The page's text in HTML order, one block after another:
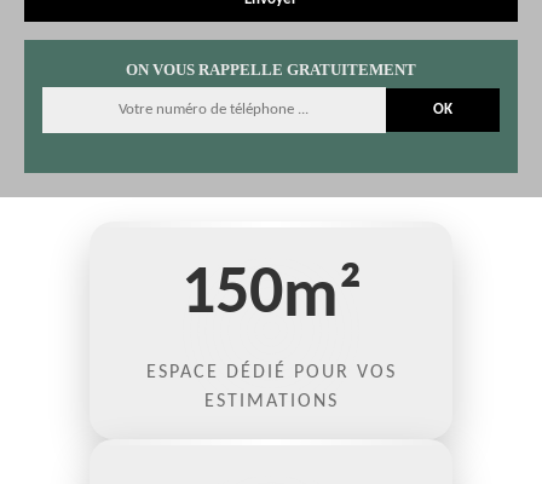
ON VOUS RAPPELLE GRATUITEMENT
150m²
ESPACE DÉDIÉ POUR VOS
ESTIMATIONS